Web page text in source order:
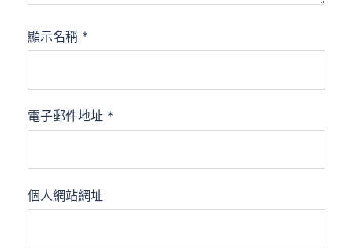
顯示名稱 *
電子郵件地址 *
個人網站網址